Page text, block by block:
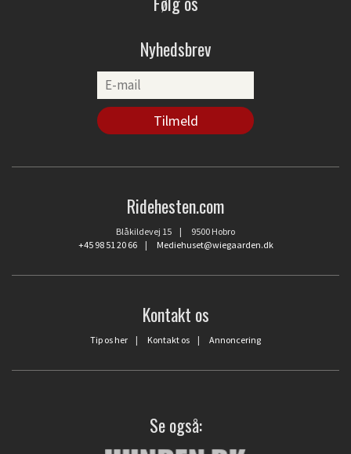
Nyhedsbrev
Ridehesten.com
Blåkildevej 15 | 9500 Hobro
+45 98 51 20 66| Mediehuset@wiegaarden.dk
Kontakt os
Tip os her | Kontakt os | Annoncering
Se også: